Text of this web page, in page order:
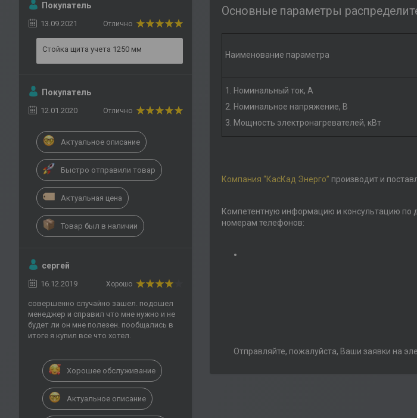
Основные параметры
Наименование параметра
1. Номинальный ток, А
2. Номинальное напряжение, В
3. Мощность электронагревателей, кВт
Компания “КасКад Энерго” производит и
Компетентную информацию и консультацию по
номерам телефонов:
Отправляйте, пожалуйста, Ваши заявки на
Покупатель
13.09.2021 Отлично
Стойка щита учета 1250 мм
Покупатель
12.01.2020 Отлично
Актуальное описание
Быстро отправили товар
Актуальная цена
Товар был в наличии
сергей
16.12.2019 Хорошо
совершенно случайно зашел. подошел
менеджер и справил что мне нужно и не
будет ли он мне полезен. пообщались в
итоге я купил все что хотел.
Хорошее обслуживание
Актуальное описание